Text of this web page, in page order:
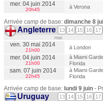
mer. 04 juin 2014
20h45 à Verona
Arrivée camp de base: dimanche 8
Angleterre 13 14 15 16 17
mai
ven. 30 mai 2014
21h00 à London
mer. 04 juin 2014
21h00
à Miami
Florida
sam. 07 juin 2014
22h45
à Miami
Florida
Arrivée camp de base: lundi 9 juin -
Uruguay 13 14 15 16 17